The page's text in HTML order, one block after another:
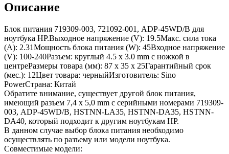
Описание
Блок питания 719309-003, 721092-001, ADP-45WD/B для
ноутбука HP.Выходное напряжение (V): 19.5Макс. сила тока
(A): 2.31Мощность блока питания (W): 45Входное напряжение
(V): 100-240Разъем: круглый 4.5 x 3.0 mm с ножкой в
центреРазмеры товара (мм): 87 x 35 x 25Гарантийный срок
(мес.): 12Цвет товара: черныйИзготовитель: Sino
PowerСтрана: Китай
Обратите внимание, существует другой блок питания,
имеющий разъем 7,4 x 5,0 mm с серийными номерами 719309-
003, ADP-45WD/B, HSTNN-LA35, HSTNN-DA35, HSTNN-
DA40, который подходит к другим ноутбукам HP.
В данном случае выбор блока питания необходимо
осуществлять по разъему или модели ноутбука.
Совместимые модели: